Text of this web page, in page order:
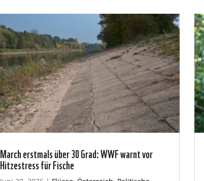
March erstmals über 30 Grad: WWF warnt vor
Hitzestress für Fische